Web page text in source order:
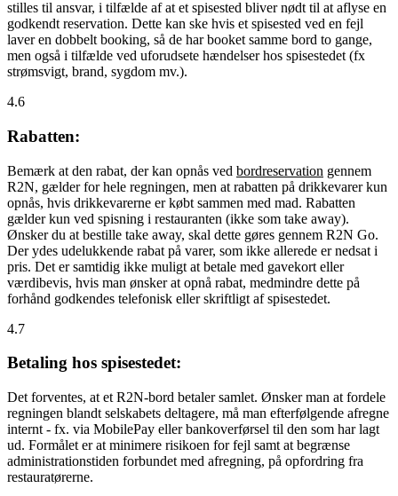
stilles til ansvar, i tilfælde af at et spisested bliver nødt til at aflyse en
godkendt reservation. Dette kan ske hvis et spisested ved en fejl
laver en dobbelt booking, så de har booket samme bord to gange,
men også i tilfælde ved uforudsete hændelser hos spisestedet (fx
strømsvigt, brand, sygdom mv.).
4.6
Rabatten:
Bemærk at den rabat, der kan opnås ved bordreservation gennem
R2N, gælder for hele regningen, men at rabatten på drikkevarer kun
opnås, hvis drikkevarerne er købt sammen med mad. Rabatten
gælder kun ved spisning i restauranten (ikke som take away).
Ønsker du at bestille take away, skal dette gøres gennem R2N Go.
Der ydes udelukkende rabat på varer, som ikke allerede er nedsat i
pris. Det er samtidig ikke muligt at betale med gavekort eller
værdibevis, hvis man ønsker at opnå rabat, medmindre dette på
forhånd godkendes telefonisk eller skriftligt af spisestedet.
4.7
Betaling hos spisestedet:
Det forventes, at et R2N-bord betaler samlet. Ønsker man at fordele
regningen blandt selskabets deltagere, må man efterfølgende afregne
internt - fx. via MobilePay eller bankoverførsel til den som har lagt
ud. Formålet er at minimere risikoen for fejl samt at begrænse
administrationstiden forbundet med afregning, på opfordring fra
restauratørerne.